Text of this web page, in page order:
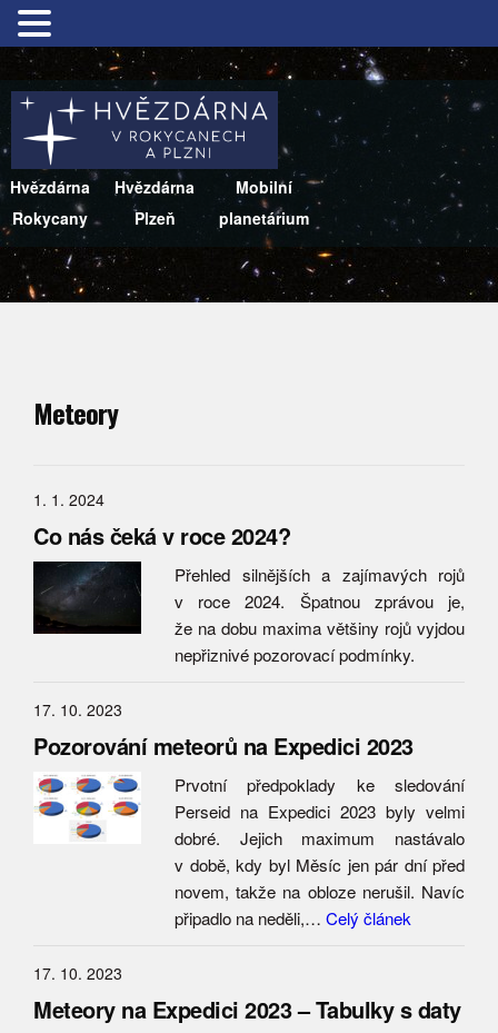
Hvězdárna
Rokycany
Hvězdárna
Plzeň
Mobilní
planetárium
Meteory
1. 1. 2024
Co nás čeká v roce 2024?
Přehled silnějších a zajímavých rojů
v roce 2024. Špatnou zprávou je,
že na dobu maxima většiny rojů vyjdou
nepřiznivé pozorovací podmínky.
17. 10. 2023
Pozorování meteorů na Expedici 2023
Prvotní předpoklady ke sledování
Perseid na Expedici 2023 byly velmi
dobré. Jejich maximum nastávalo
v době, kdy byl Měsíc jen pár dní před
novem, takže na obloze nerušil. Navíc
připadlo na neděli,… Celý článek
17. 10. 2023
Meteory na Expedici 2023 – Tabulky s daty